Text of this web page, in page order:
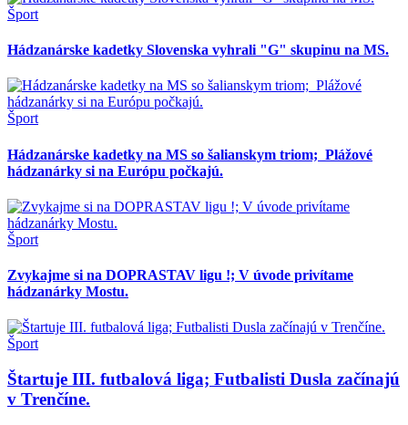
Šport
Hádzanárske kadetky Slovenska vyhrali "G" skupinu na MS.
Šport
Hádzanárske kadetky na MS so šalianskym triom; Plážové
hádzanárky si na Európu počkajú.
Šport
Zvykajme si na DOPRASTAV ligu !; V úvode privítame
hádzanárky Mostu.
Šport
Štartuje III. futbalová liga; Futbalisti Dusla začínajú
v Trenčíne.